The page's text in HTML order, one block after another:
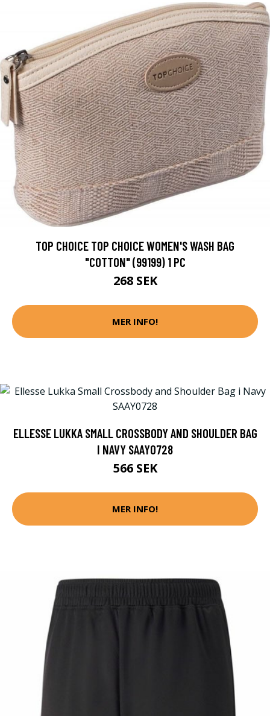
TOP CHOICE TOP CHOICE WOMEN'S WASH BAG
"COTTON" (99199) 1 PC
268 SEK
MER INFO!
ELLESSE LUKKA SMALL CROSSBODY AND SHOULDER BAG
I NAVY SAAY0728
566 SEK
MER INFO!